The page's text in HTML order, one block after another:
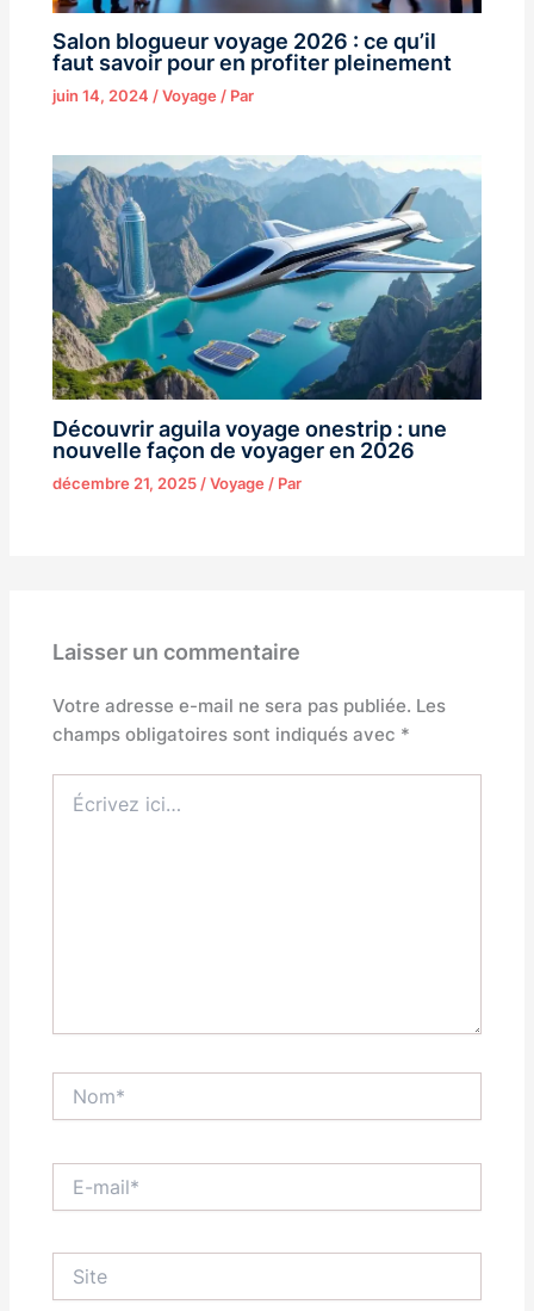
Salon blogueur voyage 2026 : ce qu’il
faut savoir pour en profiter pleinement
juin 14, 2024/Voyage / Par
Découvrir aguila voyage onestrip : une
nouvelle façon de voyager en 2026
décembre 21, 2025 /Voyage / Par
Laisser un commentaire
Votre adresse e-mail ne sera pas publiée. Les
champs obligatoires sont indiqués avec *
ici…
mail*